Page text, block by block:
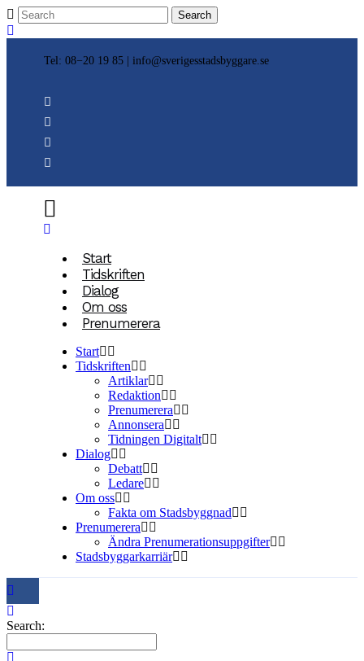
Tel: 08−20 19 85 | info@sverigesstadsbyggare.se
Start
Tidskriften
Dialog
Om oss
Prenumerera
Start
Tidskriften
Artiklar
Redaktion
Prenumerera
Annonsera
Tidningen Digitalt
Dialog
Debatt
Ledare
Om oss
Fakta om Stadsbyggnad
Prenumerera
Ändra Prenumerationsuppgifter
Stadsbyggarkarriär
Search: